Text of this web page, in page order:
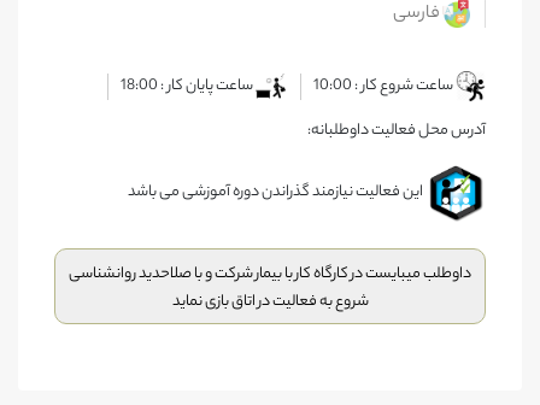
فارسی
ساعت شروع کار : 10:00
ساعت پایان کار : 18:00
آدرس محل فعالیت داوطلبانه:
این فعالیت نیازمند گذراندن دوره آموزشی می باشد
داوطلب میبایست در کارگاه کار با بیمار شرکت و با صلاحدید روانشناسی
شروع به فعالیت در اتاق بازی نماید